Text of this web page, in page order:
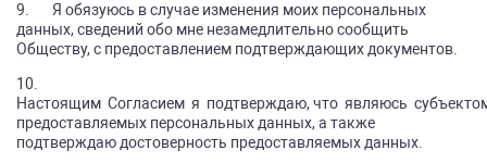
9. Я обязуюсь в случае изменения моих персональных
данных, сведений обо мне незамедлительно сообщить
Обществу, с предоставлением подтверждающих документов.
10.
Настоящим Согласием я подтверждаю, что являюсь
предоставляемых персональных данных, а также
подтверждаю достоверность предоставляемых данных.